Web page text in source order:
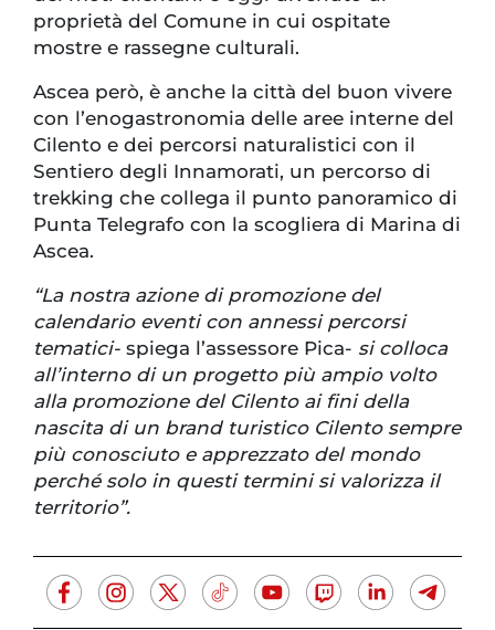
proprietà del Comune in cui ospitate
mostre e rassegne culturali.
Ascea però, è anche la città del buon vivere
con l’enogastronomia delle aree interne del
Cilento e dei percorsi naturalistici con il
Sentiero degli Innamorati, un percorso di
trekking che collega il punto panoramico di
Punta Telegrafo con la scogliera di Marina di
Ascea.
“La nostra azione di promozione del
calendario eventi con annessi percorsi
tematici- spiega l’assessore Pica- si colloca
all’interno di un progetto più ampio volto
alla promozione del Cilento ai fini della
nascita di un brand turistico Cilento sempre
più conosciuto e apprezzato del mondo
perché solo in questi termini si valorizza il
territorio”.